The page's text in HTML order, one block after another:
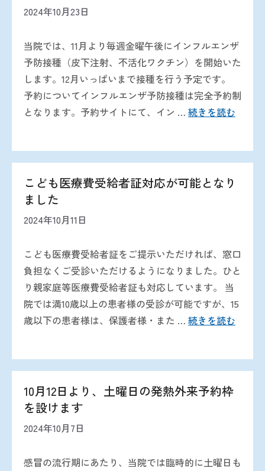
2024年10月23日
当院では、11月より毎週金曜午後にインフルエンザ
予防接種（皮下注射、不活化ワクチン）を開始いた
します。12月いっぱいまで接種を行う予定です。
予約についてインフルエンザ予防接種は完全予約制
となります。予約サイトにて、イン … 続きを読む
こども医療費受給者証対応が可能となり
ました
2024年10月11日
こども医療費受給者証をご提示いただければ、窓口
負担なくご受診いただけるようになりました。ひと
り親家庭等医療費受給者証も対応しています。 当
院では満10歳以上の患者様の受診が可能ですが、15
歳以下の患者様は、保護者様・また … 続きを読む
10月12日より、土曜日の発熱外来予約枠
を設けます
2024年10月7日
感冒の流行期にあたり、当院では臨時的に土曜日も